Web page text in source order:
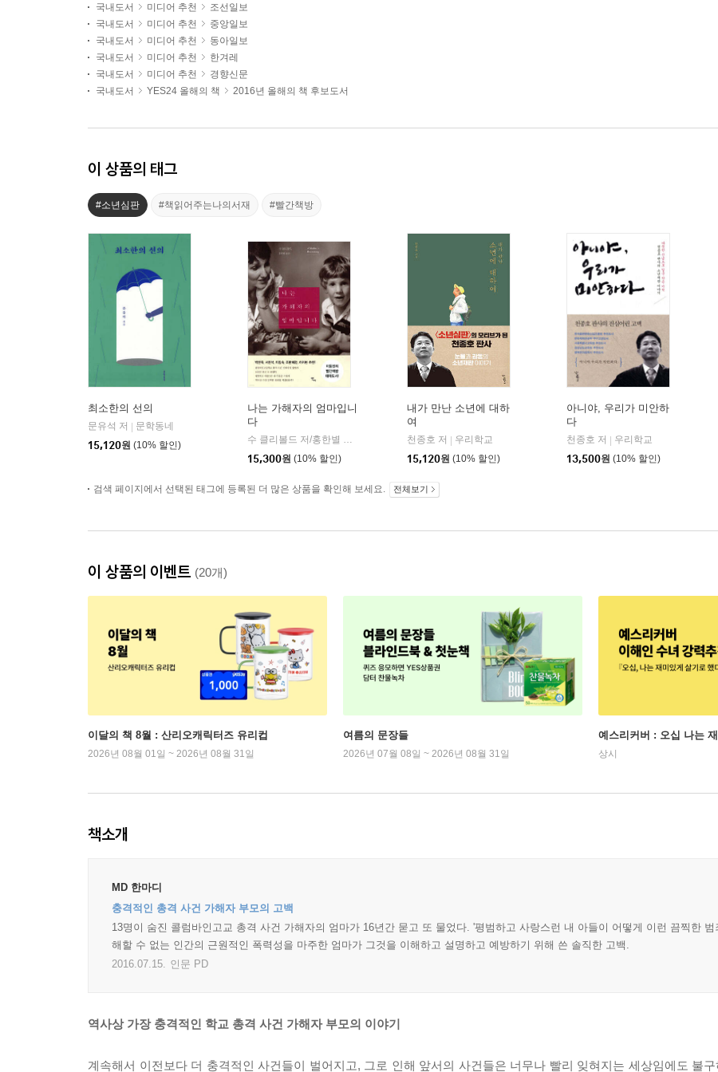
국내도서 미디어 추천
조선일보
국내도서
미디어 추천
중앙일보
국내도서
미디어 추천
동아일보
국내도서
미디어 추천
한겨레
국내도서
미디어 추천
경향신문
국내도서
YES24 올해의 책 2016년 올해의 책 후보도서
이 상품의 태그
#소년심판 #책읽어주는나의서재 #빨간책방
최소한의 선의
문유석 저
문학동네
15,120원 (10% 할인)
나는 가해자의 엄마입니
다
수 클리볼드 저/홍한별 역
15,300원 (10% 할인)
내가 만난 소년에 대하
여
천종호 저
우리학교
15,120원 (10% 할인)
아니야, 우리가 미안하
다
천종호 저
우리학교
13,500원 (10% 할인)
검색 페이지에서 선택된 태그에 등록된 더 많은 상품을 확인해 보세요. 전체보기
이 상품의 이벤트 (20개)
이달의 책 8월 : 산리오캐릭터즈 유리컵
2026년 08월 01일 ~ 2026년 08월 31일
여름의 문장들
2026년 07월 08일 ~ 2026년 08월 31일
예스리커버 : 오십 나는
상시
책소개
MD 한마디
충격적인 총격 사건 가해자 부모의 고백
13명이 숨진 콜럼바인고교 총격 사건 가해자의 엄마가 16년간 묻고 또 물었다. '평범하고 사랑스런 내 아들이 어떻게 이런 끔찍한 범
해할 수 없는 인간의 근원적인 폭력성을 마주한 엄마가 그것을 이해하고 설명하고 예방하기 위해 쓴 솔직한 고백.
2016.07.15. 인문 PD
역사상 가장 충격적인 학교 총격 사건 가해자 부모의 이야기
계속해서 이전보다 더 충격적인 사건들이 벌어지고, 그로 인해 앞서의 사건들은 너무나 빨리 잊혀지는 세상임에도 불